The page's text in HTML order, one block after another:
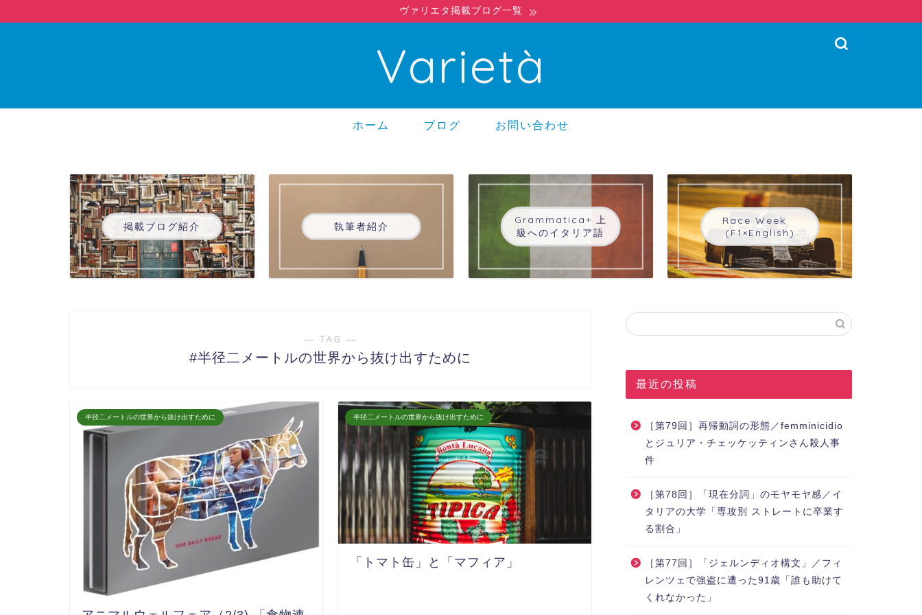
ヴァリエタ掲載ブログ一覧
Varietà
ホーム ブログ お問い合わせ
掲載ブログ紹介 執筆者紹介
Grammatica+ 上
級へのイタリア語
Race Week
(F1×English)
― TAG ―
#半径二メートルの世界から抜け出すために
半径二メートルの世界から抜け出すために 半径二メートルの世界から抜け出すために
「トマト缶」と「マフィア」
最近の投稿
［第79回］再帰動詞の形態／femminicidio
とジュリア・チェッケッティンさん殺人事
件
［第78回］「現在分詞」のモヤモヤ感／イ
タリアの大学「専攻別 ストレートに卒業す
る割合」
［第77回］「ジェルンディオ構文」／フィ
レンツェで強盗に遭った91歳「誰も助けて
くれなかった」